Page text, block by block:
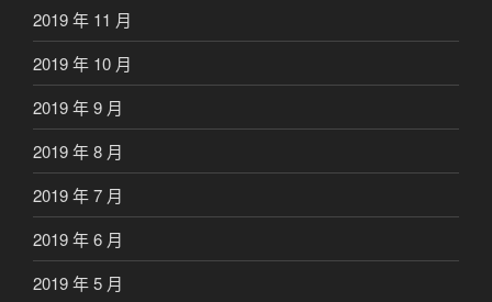
2019 年 11 月
2019 年 10 月
2019 年 9 月
2019 年 8 月
2019 年 7 月
2019 年 6 月
2019 年 5 月